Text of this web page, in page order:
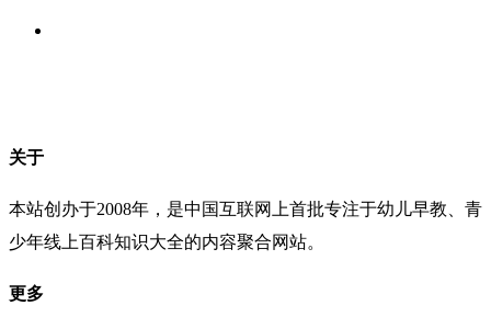
关于
本站创办于2008年，是中国互联网上首批专注于幼儿早教、青
少年线上百科知识大全的内容聚合网站。
更多